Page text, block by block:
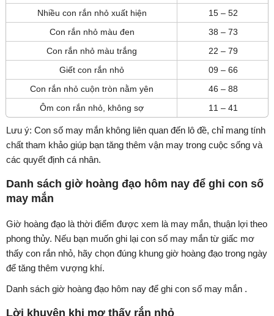
Nhiều con rắn nhỏ xuất hiện
15 – 52
Con rắn nhỏ màu đen
38 – 73
Con rắn nhỏ màu trắng
22 – 79
Giết con rắn nhỏ
09 – 66
Con rắn nhỏ cuộn tròn nằm yên
46 – 88
Ôm con rắn nhỏ, không sợ
11 – 41
Lưu ý: Con số may mắn không liên quan đến lô đề, chỉ mang tính
chất tham khảo giúp bạn tăng thêm vận may trong cuộc sống và
các quyết định cá nhân.
Danh sách giờ hoàng đạo hôm nay để ghi con số
may mắn
Giờ hoàng đạo là thời điểm được xem là may mắn, thuận lợi theo
phong thủy. Nếu bạn muốn ghi lại con số may mắn từ giấc mơ
thấy con rắn nhỏ, hãy chọn đúng khung giờ hoàng đạo trong ngày
để tăng thêm vượng khí.
Danh sách giờ hoàng đạo hôm nay để ghi con số may mắn .
Lời khuyên khi mơ thấy rắn nhỏ